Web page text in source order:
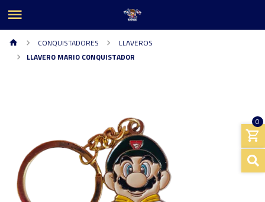
0
CONQUISTADORES
LLAVEROS
LLAVERO MARIO CONQUISTADOR